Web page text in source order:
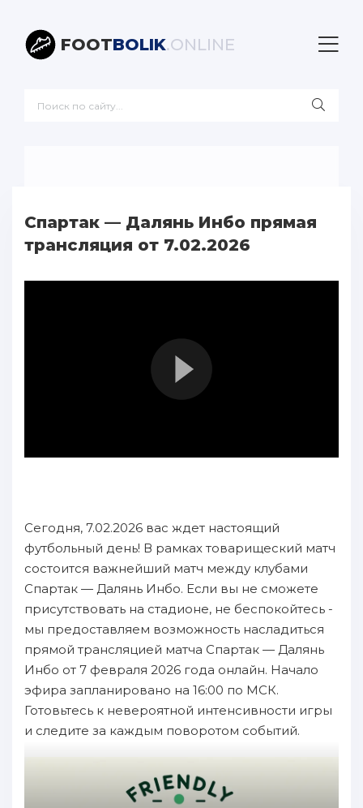
FOOTBOLIK.ONLINE
Спартак — Далянь Инбо прямая
трансляция от 7.02.2026
Сегодня, 7.02.2026 вас ждет настоящий
футбольный день! В рамках товарищеский матч
состоится важнейший матч между клубами
Спартак — Далянь Инбо. Если вы не сможете
присутствовать на стадионе, не беспокойтесь -
мы предоставляем возможность насладиться
прямой трансляцией матча Спартак — Далянь
Инбо от 7 февраля 2026 года онлайн. Начало
эфира запланировано на 16:00 по МСК.
Готовьтесь к невероятной интенсивности игры
и следите за каждым поворотом событий.